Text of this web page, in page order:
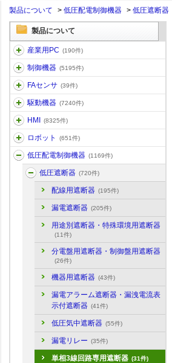
製品について > 低圧配電制御機器 > 低圧遮断器
製品について
産業用PC (190件)
制御機器 (5195件)
FAセンサ (39件)
駆動機器 (7240件)
HMI (8325件)
ロボット (651件)
低圧配電制御機器 (1169件)
低圧遮断器 (720件)
配線用遮断器 (195件)
漏電遮断器 (205件)
用途別遮断器・特殊環境用遮断器
(11件)
分電盤用遮断器・制御盤用遮断器
(26件)
機器用遮断器 (43件)
漏電アラーム遮断器・漏洩電流表
示付遮断器 (41件)
低圧気中遮断器 (55件)
漏電リレー (35件)
単相3線回路専用遮断器 (31件)